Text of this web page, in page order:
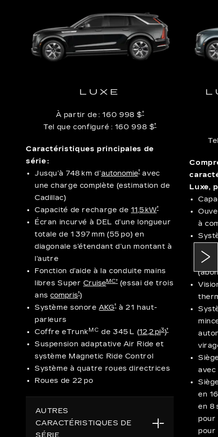
LUXE
À partir de :160 998 $†
Tel que configuré : 160 998 $†
Caractéristiques principales de
série :
Jusqu’à 748 km d’autonomie†avec
une charge complète (estimation de
Cadillac)
Capacité de recharge de11,5 kW†
Écran incurvé à DEL d’une longueur
totale de 1 397 mm (55 po) en
diagonale s’étendant d’un montant à
l’autre
Fonction d’aide à la conduite mains
libres SuperCruiseMC†(essai de trois
anscompris†)
Système sonoreAKG†à 21 haut-
parleurs
Coffre eTrunk MC de 345 L (12,2 pi3)†
Suspension adaptative Air Ride et
système Magnetic Ride Control
Système à quatre roues directrices
Roues de 22 po
AUTRES
CARACTÉRISTIQUES DE
Luxe,
à
en
en 8
pour
pour